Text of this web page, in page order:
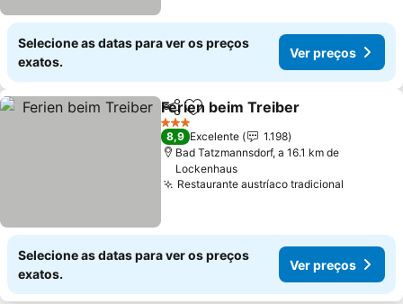
Selecione as datas para ver os preços
exatos.
Ver preços
PartilharAdicionar aos favoritos
Ferien beim Treiber
3 Estrelas
8,9 Excelente
1.198
Bad Tatzmannsdorf, a 16.1 km de
Lockenhaus
Restaurante austríaco tradicional
Selecione as datas para ver os preços
exatos.
Ver preços